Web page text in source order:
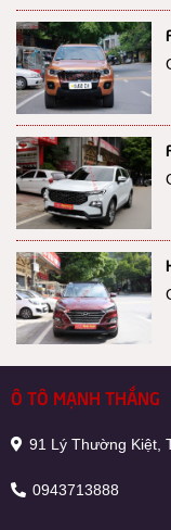
Ô TÔ MẠNH THẮNG
91 Lý Thường Kiệt,
0943713888